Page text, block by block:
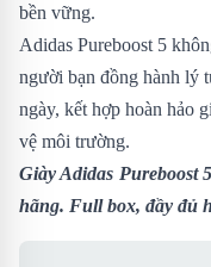
bền vững.
Adidas Pureboost 5
người bạn đồng hành lý
ngày, kết hợp hoàn hảo
vệ môi trường.
Giày Adidas Pureboost 5
hãng. Full box, đầy đủ